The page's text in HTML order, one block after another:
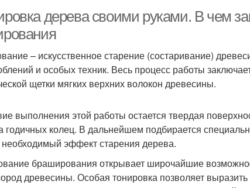
дерева своими руками. В чем
– искусственное старение (состаривание)
и особых техник. Весь процесс работы
щетки мягких верхних волокон древесины.
выполнения этой работы остается твердая
годичных колец. В дальнейшем подбирается
необходимый эффект старения дерева.
браширования открывает широчайшие
древесины. Особая тонировка позволяет